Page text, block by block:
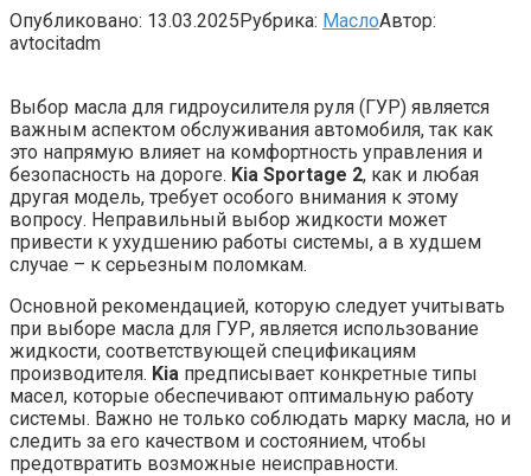
Опубликовано: 13.03.2025Рубрика: МаслоАвтор:
avtocitadm
Выбор масла для гидроусилителя руля (ГУР) является
важным аспектом обслуживания автомобиля, так как
это напрямую влияет на комфортность управления и
безопасность на дороге. Kia Sportage 2, как и любая
другая модель, требует особого внимания к этому
вопросу. Неправильный выбор жидкости может
привести к ухудшению работы системы, а в худшем
случае – к серьезным поломкам.
Основной рекомендацией, которую следует учитывать
при выборе масла для ГУР, является использование
жидкости, соответствующей спецификациям
производителя. Kia предписывает конкретные типы
масел, которые обеспечивают оптимальную работу
системы. Важно не только соблюдать марку масла, но и
следить за его качеством и состоянием, чтобы
предотвратить возможные неисправности.